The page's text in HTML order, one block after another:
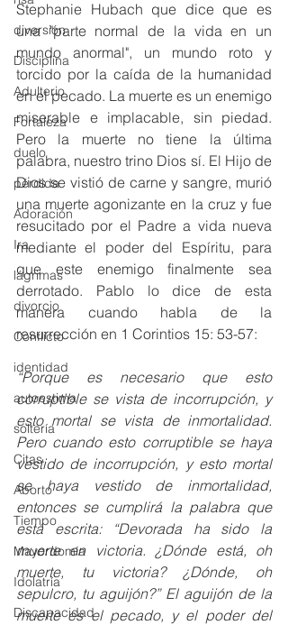
diversión
Disciplina
Adulterio
Fortaleza
duelo
pérdida
Adoración
Ira
lágrimas
divorcio
Conflicto
identidad
autoestima
soltería
Citas
Aborto
Tiempo
Mayordomía
Idolatría
Discapacidad
Stephanie Hubach que dice que es
una "parte normal de la vida en un
mundo anormal", un mundo roto y
torcido por la caída de la humanidad
en el pecado. La muerte es un enemigo
miserable e implacable, sin piedad.
Pero la muerte no tiene la última
palabra, nuestro trino Dios sí. El Hijo de
Dios se vistió de carne y sangre, murió
una muerte agonizante en la cruz y fue
resucitado por el Padre a vida nueva
mediante el poder del Espíritu, para
que este enemigo finalmente sea
derrotado. Pablo lo dice de esta
manera cuando habla de la
resurrección en 1 Corintios 15: 53-57:
“Porque es necesario que esto
corruptible se vista de incorrupción, y
esto mortal se vista de inmortalidad.
Pero cuando esto corruptible se haya
vestido de incorrupción, y esto mortal
se haya vestido de inmortalidad,
entonces se cumplirá la palabra que
está escrita: “Devorada ha sido la
muerte en victoria. ¿Dónde está, oh
muerte, tu victoria? ¿Dónde, oh
sepulcro, tu aguijón?” El aguijón de la
muerte es el pecado, y el poder del